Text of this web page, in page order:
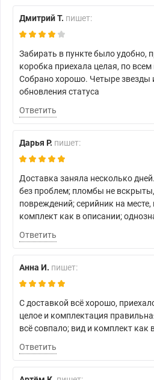
Дмитрий Т. пишет:
Забирать в пункте было удобно,
коробка приехала целая, по
Собрано хорошо. Четыре звезды
обновления статуса
Ответить
Дарья Р. пишет:
Доставка заняла несколько
без проблем; пломбы не
повреждений; серийник на месте,
комплект как в описании;
Ответить
Анна И. пишет:
С доставкой всё хорошо,
целое и комплектация
всё совпало; вид и комплект как
Ответить